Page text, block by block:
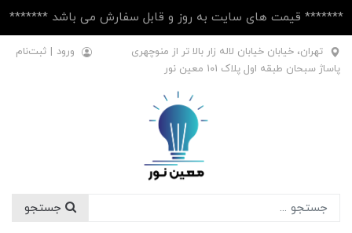
******* قیمت های سایت به روز و قابل سفارش می باشد *******
تهران، خیابان خیابان لاله زار بالا تر از منوچهری
پاساژ سبحان طبقه اول پلاک ۱۰1 معین نور
ورود | ثبت‌نام